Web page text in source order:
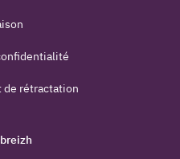
de rétractation